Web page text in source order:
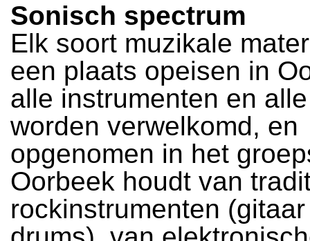
Sonisch spectrum
Elk soort muzikale
een plaats opeisen in
alle instrumenten en
worden verwelkomd, en
opgenomen in het
Oorbeek houdt van
rockinstrumenten